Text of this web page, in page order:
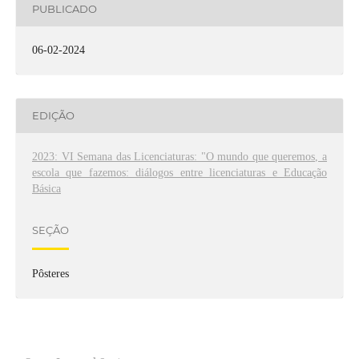
PUBLICADO
06-02-2024
EDIÇÃO
2023: VI Semana das Licenciaturas: "O mundo que queremos, a
escola que fazemos: diálogos entre licenciaturas e Educação
Básica
SEÇÃO
Pôsteres